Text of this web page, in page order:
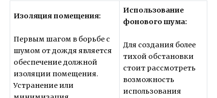
Изоляция помещения:
Первым шагом в борьбе с
шумом от дождя является
обеспечение должной
изоляции помещения.
Устранение или
Использование
фонового шума:
Для создания более
тихой обстановки
стоит рассмотреть
возможность
использования